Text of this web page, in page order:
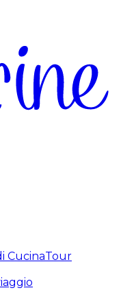
CucinaTour